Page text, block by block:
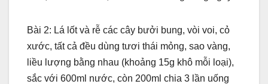
Bài 2: Lá lốt và rễ các cây bưởi bung, vòi voi, cỏ
xước, tất cả đều dùng tươi thái mỏng, sao vàng,
liều lượng bằng nhau (khoảng 15g khô mỗi loại),
sắc với 600ml nước, còn 200ml chia 3 lần uống